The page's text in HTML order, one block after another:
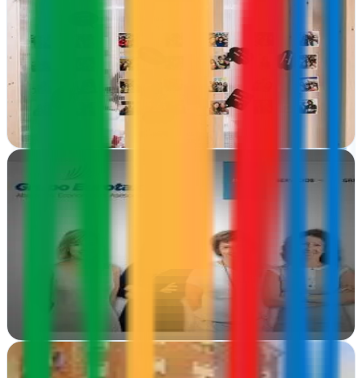
Irudigital de Marketing Digital
Bilbao, Vizcaya
Irudigital transforma tu presencia online en Bilbao con estrategias de
publicidad e internet adaptadas a tu negocio real
Ver ficha
La Kolmena
En Bilbao transformamos tus ideas en estrategias visuales y
digitales. Diseño gráfico, web y marketing que conecta con tu
Ver ficha completa
LANBRO STUDIO - Agencia de diseño y